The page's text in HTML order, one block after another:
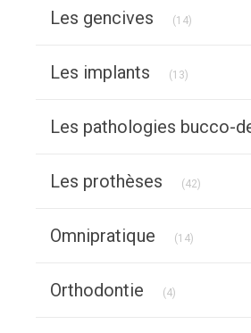
Les gencives (14)
Les implants (13)
Les pathologies bucco-
Les prothèses (42)
Omnipratique (14)
Orthodontie (4)